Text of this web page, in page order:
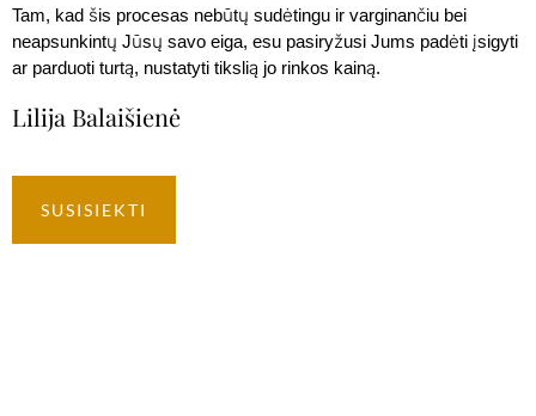
Tam, kad šis procesas nebūtų sudėtingu ir varginančiu bei
neapsunkintų Jūsų savo eiga, esu pasiryžusi Jums padėti įsigyti
ar parduoti turtą, nustatyti tikslią jo rinkos kainą.
Lilija Balaišienė
SUSISIEKTI